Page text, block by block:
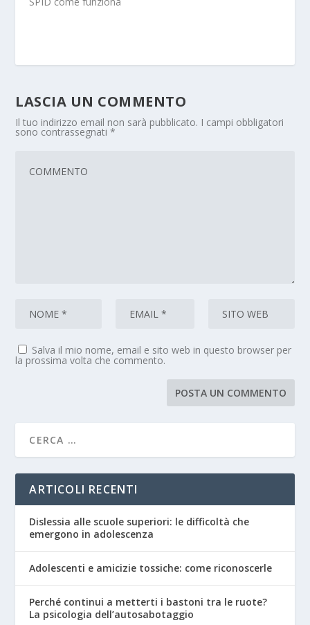
LASCIA UN COMMENTO
Il tuo indirizzo email non sarà pubblicato. I campi obbligatori
sono contrassegnati*
Salva il mio nome, email e sito web in questo browser per
la prossima volta che commento.
ARTICOLI RECENTI
Dislessia alle scuole superiori: le difficoltà che
emergono in adolescenza
Adolescenti e amicizie tossiche: come riconoscerle
Perché continui a metterti i bastoni tra le ruote?
La psicologia dell’autosabotaggio